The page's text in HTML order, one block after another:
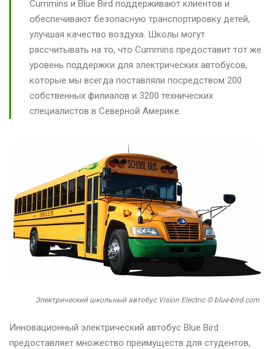
Cummins и Blue Bird поддерживают клиентов и
обеспечивают безопасную транспортировку детей,
улучшая качество воздуха. Школы могут
рассчитывать на то, что Cummins предоставит тот же
уровень поддержки для электрических автобусов,
которые мы всегда поставляли посредством 200
собственных филиалов и 3200 технических
специалистов в Северной Америке.
Электрический школьный автобус Vision Electric © blue-bird.com
Инновационный электрический автобус Blue Bird
предоставляет множество преимуществ для студентов,